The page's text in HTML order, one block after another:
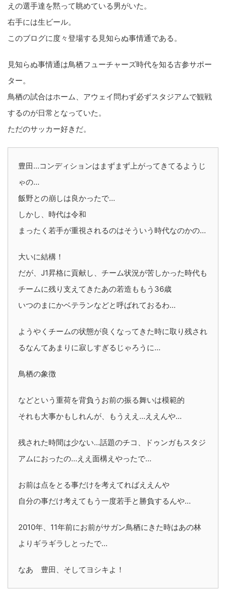
えの選手達を黙って眺めている男がいた。
右手には生ビール。
このブログに度々登場する見知らぬ事情通である。
見知らぬ事情通は鳥栖フューチャーズ時代を知る古参サポー
ター。
鳥栖の試合はホーム、アウェイ問わず必ずスタジアムで観戦
するのが日常となっていた。
ただのサッカー好きだ。
豊田…コンディションはまずまず上がってきてるようじ
ゃの…
飯野との崩しは良かったで…
しかし、時代は令和
まったく若手が重視されるのはそういう時代なのかの…
大いに結構！
だが、J1昇格に貢献し、チーム状況が苦しかった時代も
チームに残り支えてきたあの若造ももう36歳
いつのまにかベテランなどと呼ばれておるわ…
ようやくチームの状態が良くなってきた時に取り残され
るなんてあまりに寂しすぎるじゃろうに…
鳥栖の象徴
などという重荷を背負うお前の振る舞いは模範的
それも大事かもしれんが、もうええ…ええんや…
残された時間は少ない…話題のチコ、ドゥンガもスタジ
アムにおったの…ええ面構えやったで…
お前は点をとる事だけを考えてればええんや
自分の事だけ考えてもう一度若手と勝負するんや…
2010年、11年前にお前がサガン鳥栖にきた時はあの林
よりギラギラしとったで…
なあ 豊田、そしてヨシキよ！